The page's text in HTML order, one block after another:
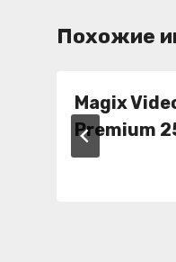
Похожие
Magix
Premium